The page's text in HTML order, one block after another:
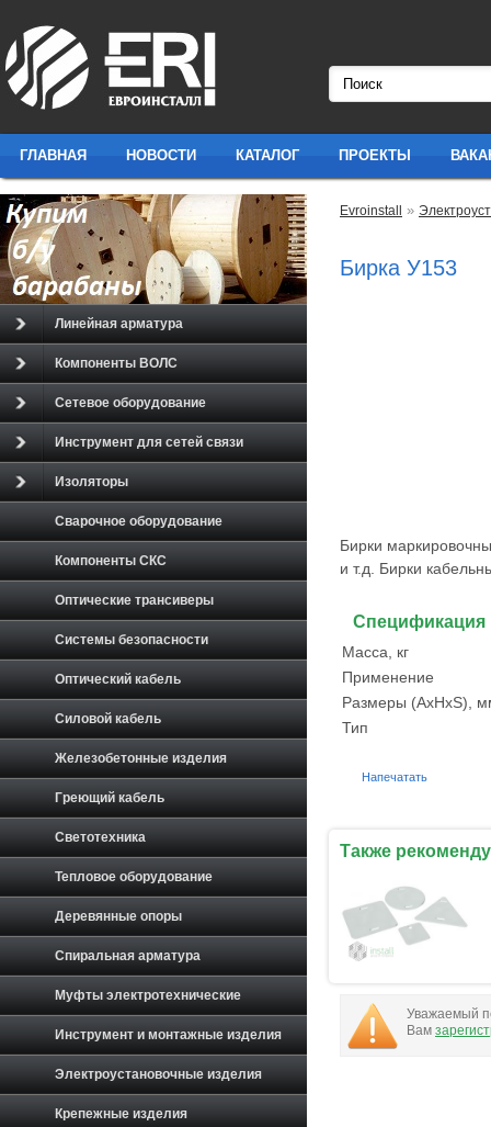
ГЛАВНАЯ НОВОСТИ КАТАЛОГ ПРОЕКТЫ
Evroinstall »
Бирка У153
Бирки
и т.д. Бирки
Спецификация
Масса, кг
Применение
Размеры (AхHхS),
Тип
Напечатать
Также
Уважаемый
Вам
Линейная арматура
Компоненты ВОЛС
Сетевое оборудование
Инструмент для сетей связи
Изоляторы
Сварочное оборудование
Компоненты СКС
Оптические трансиверы
Системы безопасности
Оптический кабель
Силовой кабель
Железобетонные изделия
Греющий кабель
Светотехника
Тепловое оборудование
Деревянные опоры
Спиральная арматура
Муфты электротехнические
Инструмент и монтажные изделия
Электроустановочные изделия
Крепежные изделия